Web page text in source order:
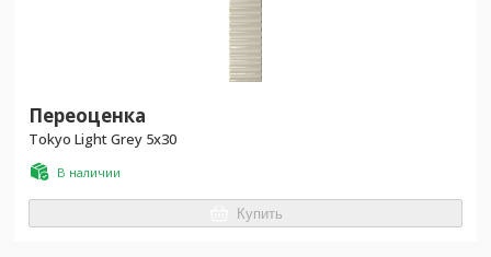
Переоценка
Tokyo Light Grey 5x30
В наличии
Купить